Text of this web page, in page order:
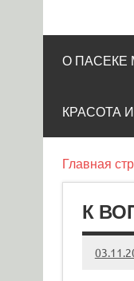
О ПАСЕКЕ
КРАСОТА
Главная
К